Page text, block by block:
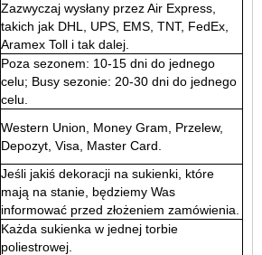
Zazwyczaj wysłany przez Air Express,
takich jak DHL, UPS, EMS, TNT, FedEx,
Aramex Toll i tak dalej.
Poza sezonem: 10-15 dni do jednego
celu; Busy sezonie: 20-30 dni do jednego
celu.
Western Union, Money Gram, Przelew,
Depozyt, Visa, Master Card.
Jeśli jakiś dekoracji na sukienki, które
mają na stanie, będziemy Was
informować przed złożeniem zamówienia.
Każda sukienka w jednej torbie
poliestrowej.